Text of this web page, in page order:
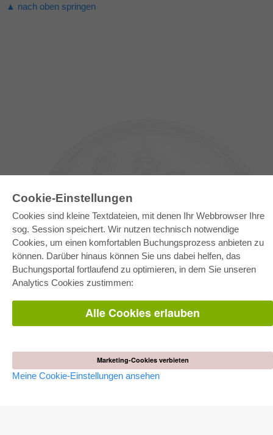
Cookie-Einstellungen
Cookies sind kleine Textdateien, mit denen Ihr Webbrowser Ihre
sog. Session speichert. Wir nutzen technisch notwendige
Cookies, um einen komfortablen Buchungsprozess anbieten zu
können. Darüber hinaus können Sie uns dabei helfen, das
Buchungsportal fortlaufend zu optimieren, in dem Sie unseren
Analytics Cookies zustimmen:
Alle Cookies erlauben
Marketing-Cookies verbieten
Meine Cookie-Einstellungen ansehen
▲ nach oben springen
E-COLLECTION
Gesamtpaket
Fachbereichspakete
Bereitstellung von E-Books
Häufig gestellte Fragen (FAQ)
AGB